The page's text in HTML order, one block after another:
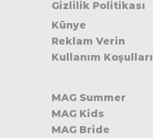
Gizlilik Politikası
Künye
Reklam Verin
Kullanım Koşulları
MAG Summer
MAG Kids
MAG Bride